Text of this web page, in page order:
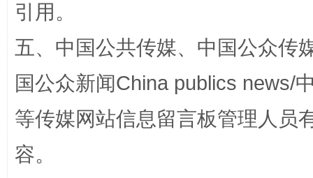
引用。
五、中国公共传媒、中国公众传
国公众新闻China publics news/
等传媒网站信息留言板管理人员
容。